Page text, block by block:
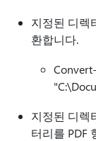
지정된 디렉
환합니다.
지정된 디렉
터리를 PDF